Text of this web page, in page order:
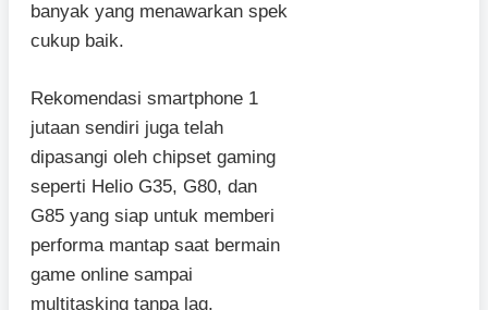
banyak yang menawarkan spek
cukup baik.
Rekomendasi smartphone 1
jutaan sendiri juga telah
dipasangi oleh chipset gaming
seperti Helio G35, G80, dan
G85 yang siap untuk memberi
performa mantap saat bermain
game online sampai
multitasking tanpa lag.